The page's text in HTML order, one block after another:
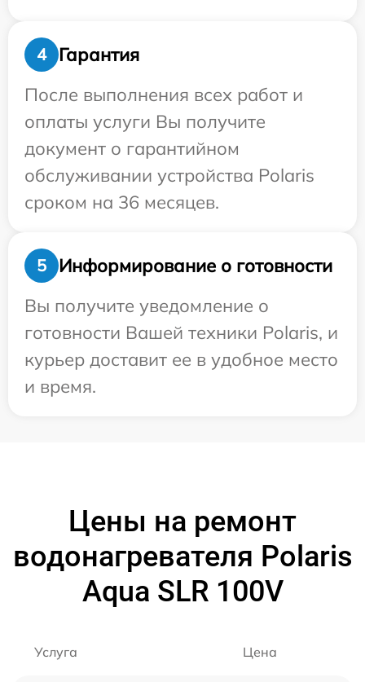
4
Гарантия
После выполнения всех работ и
оплаты услуги Вы получите
документ о гарантийном
обслуживании устройства Polaris
сроком на 36 месяцев.
5
Информирование о готовности
Вы получите уведомление о
готовности Вашей техники Polaris, и
курьер доставит ее в удобное место
и время.
Цены на ремонт
водонагревателя Polaris
Aqua SLR 100V
Услуга Цена